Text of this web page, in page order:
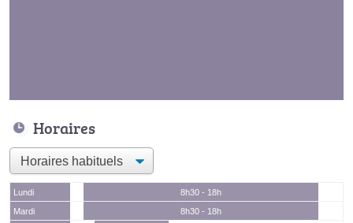
Horaires
Lundi
8h30 - 18h
Mardi
8h30 - 18h